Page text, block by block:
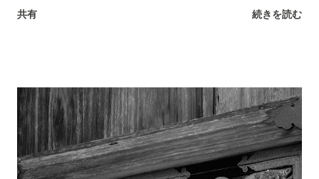
好きだ 空 緑 水 自然に感謝 本日はこの辺で。 訪れた日 2019
共有 続きを読む